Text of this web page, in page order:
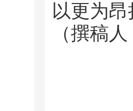
以更为
（撰稿